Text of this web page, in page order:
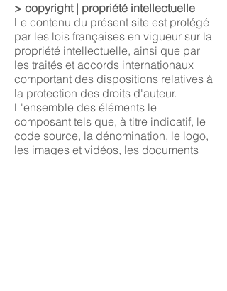
> copyright | propriété intellectuelle
Le contenu du présent site est protégé
par les lois françaises en vigueur sur la
propriété intellectuelle, ainsi que par
les traités et accords internationaux
comportant des dispositions relatives à
la protection des droits d'auteur.
L'ensemble des éléments le
composant tels que, à titre indicatif, le
code source, la dénomination, le logo,
les images et vidéos, les documents